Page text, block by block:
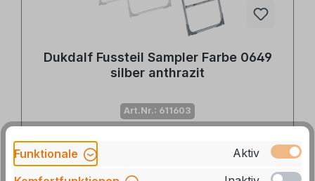
Dukdalf Fussteil Sampler Farbe 0649
silber anthrazit
Art.Nr.: 611603
Durchschnittliche Bewertung von 5 von 5 Sternen
Funktionale
Aktiv